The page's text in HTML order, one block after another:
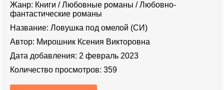
Жанр: Книги /Любовные романы /Любовно-
фантастические романы
Название: Ловушка под омелой (СИ)
Автор: Мирошник Ксения Викторовна
Дата добавления: 2 февраль 2023
Количество просмотров: 359